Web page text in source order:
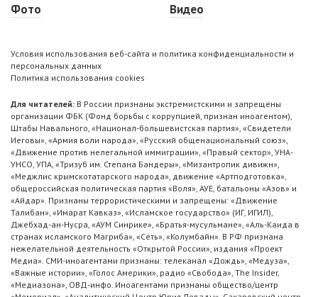
Фото
Видео
Условия использования веб-сайта и политика конфиденциальности и
персональных данных
Политика использования cookies
Для читателей: В России признаны экстремистскими и запрещены
организации ФБК (Фонд борьбы с коррупцией, признан иноагентом),
Штабы Навального, «Национал-большевистская партия», «Свидетели
Иеговы», «Армия воли народа», «Русский общенациональный союз»,
«Движение против нелегальной иммиграции», «Правый сектор», УНА-
УНСО, УПА, «Тризуб им. Степана Бандеры», «Мизантропик дивижн»,
«Меджлис крымскотатарского народа», движение «Артподготовка»,
общероссийская политическая партия «Воля», АУЕ, батальоны «Азов» и
«Айдар». Признаны террористическими и запрещены: «Движение
Талибан», «Имарат Кавказ», «Исламское государство» (ИГ, ИГИЛ),
Джебхад-ан-Нусра, «АУМ Синрике», «Братья-мусульмане», «Аль-Каида в
странах исламского Магриба», «Сеть», «Колумбайн». В РФ признана
нежелательной деятельность «Открытой России», издания «Проект
Медиа». СМИ-иноагентами признаны: телеканал «Дождь», «Медуза»,
«Важные истории», «Голос Америки», радио «Свобода», The Insider,
«Медиазона», ОВД-инфо. Иноагентами признаны общество/центр